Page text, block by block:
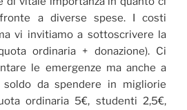
a diverse spese. I costi
vi invitiamo a sottoscrivere la
ordinaria + donazione). Ci
le emergenze ma anche a
soldo da spendere in migliorie
ordinaria 5€, studenti 2,5€,